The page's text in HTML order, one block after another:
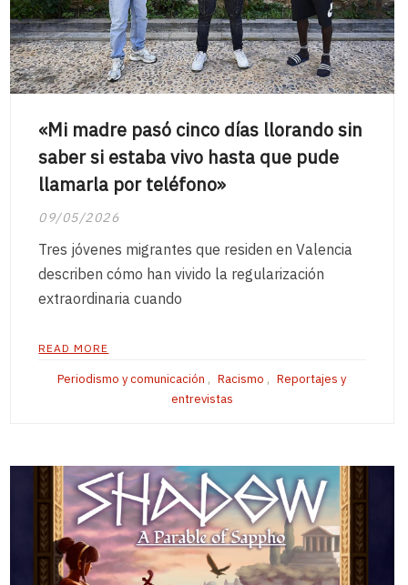
«Mi madre pasó cinco días llorando sin
saber si estaba vivo hasta que pude
llamarla por teléfono»
09/05/2026
Tres jóvenes migrantes que residen en Valencia
describen cómo han vivido la regularización
extraordinaria cuando
READ MORE
Periodismo y comunicación , Racismo , Reportajes y
entrevistas